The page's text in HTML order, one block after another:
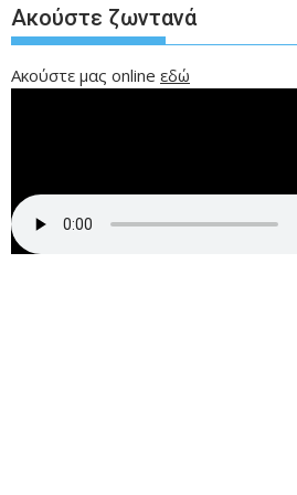
Ακούστε ζωντανά
Ακούστε μας online εδώ